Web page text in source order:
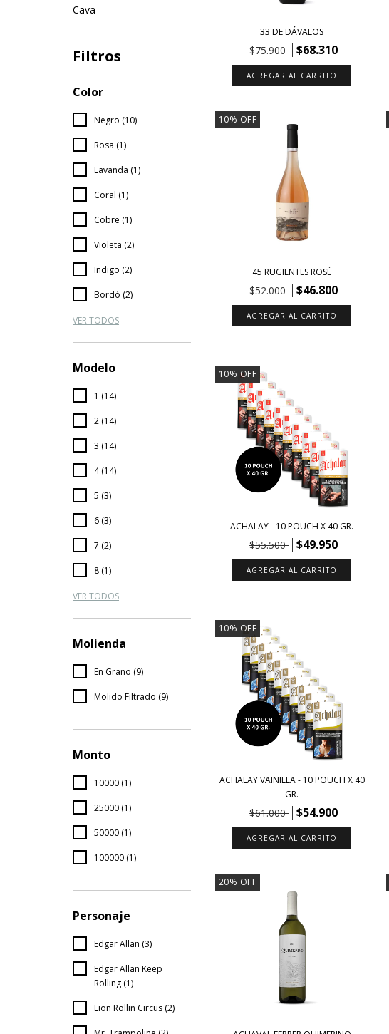
Cava
Filtros
Color
Negro (10)
Rosa (1)
Lavanda (1)
Coral (1)
Cobre (1)
Violeta (2)
Indigo (2)
Bordó (2)
VER TODOS
Modelo
1 (14)
2 (14)
3 (14)
4 (14)
5 (3)
6 (3)
7 (2)
8 (1)
VER TODOS
Molienda
En Grano (9)
Molido Filtrado (9)
Monto
10000 (1)
25000 (1)
50000 (1)
100000 (1)
Personaje
Edgar Allan (3)
Edgar Allan Keep
Rolling (1)
Lion Rollin Circus (2)
33 DE DÁVALOS
$75.900 $68.310
10% OFF
45 RUGIENTES ROSÉ
$52.000 $46.800
10% OFF
ACHALAY - 10 POUCH X 40 GR.
$55.500 $49.950
10% OFF
ACHALAY VAINILLA - 10 POUCH X 40
GR.
$61.000 $54.900
20% OFF